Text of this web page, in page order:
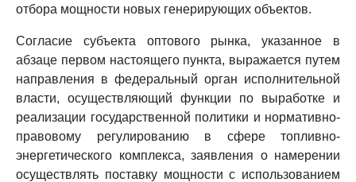
отбора мощности новых генерирующих объектов.
Согласие субъекта оптового рынка, указанное в
абзаце первом настоящего пункта, выражается путем
направления в федеральный орган исполнительной
власти, осуществляющий функции по выработке и
реализации государственной политики и нормативно-
правовому регулированию в сфере топливно-
энергетического комплекса, заявления о намерении
осуществлять поставку мощности с использованием